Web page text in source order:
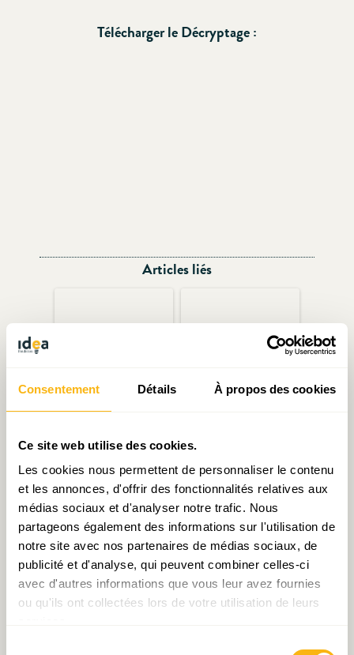
Consentement Détails À propos des cookies
Ce site web utilise des cookies.
Les cookies nous permettent de personnaliser le contenu
et les annonces, d'offrir des fonctionnalités relatives aux
médias sociaux et d'analyser notre trafic. Nous
partageons également des informations sur l'utilisation de
notre site avec nos partenaires de médias sociaux, de
publicité et d'analyse, qui peuvent combiner celles-ci
avec d'autres informations que vous leur avez fournies
ou qu'ils ont collectées lors de votre utilisation de leurs
Télécharger le Décryptage :
Articles liés
Logement